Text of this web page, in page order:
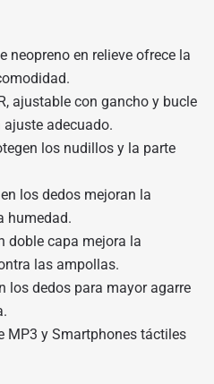
neopreno en relieve ofrece la
ajustable con gancho y bucle
adecuado.
los nudillos y la parte
los dedos mejoran la
humedad.
doble capa mejora la
las ampollas.
los dedos para mayor agarre
MP3 y Smartphones táctiles